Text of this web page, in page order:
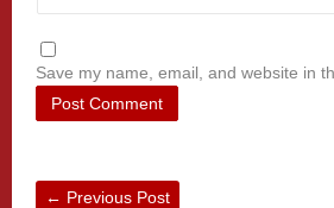
Save my name, email, and website in
← Previous Post